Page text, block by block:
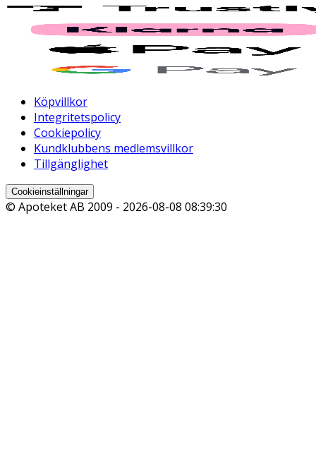
Köpvillkor
Integritetspolicy
Cookiepolicy
Kundklubbens medlemsvillkor
Tillgänglighet
Cookieinställningar
© Apoteket AB 2009 - 2026-08-08 08:39:30